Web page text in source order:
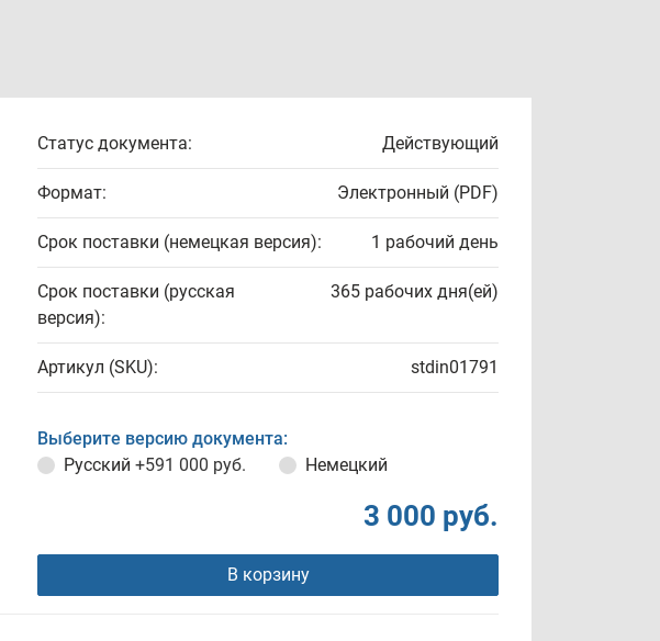
Статус документа: Действующий
Формат: Электронный (PDF)
Срок поставки (немецкая версия): 1 рабочий день
Срок поставки (русская
версия):
365 рабочих дня(ей)
Артикул (SKU): stdin01791
Выберите версию документа:
Русский +591 000 руб. Немецкий
3 000 руб.
В корзину